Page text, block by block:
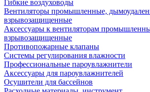
Гибкие воздуховоды
Вентиляторы промышленные,
взрывозащищенные
Аксессуары к вентиляторам
взрывозащищенные
Противопожарные клапаны
Системы регулирования влажности
Профессиональные пароувлажнители
Аксессуары для пароувлажнителей
Осушители для бассейнов